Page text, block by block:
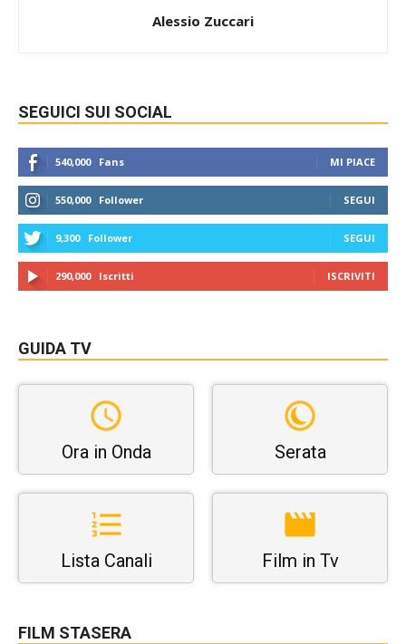
Alessio Zuccari
SEGUICI SUI SOCIAL
540,000 Fans MI PIACE
550,000 Follower SEGUI
9,300 Follower SEGUI
290,000 Iscritti ISCRIVITI
GUIDA TV
Ora in Onda Serata
Lista Canali Film in Tv
FILM STASERA